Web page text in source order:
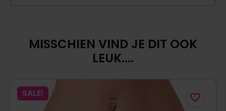
MISSCHIEN VIND JE DIT OOK
LEUK....
SALE!